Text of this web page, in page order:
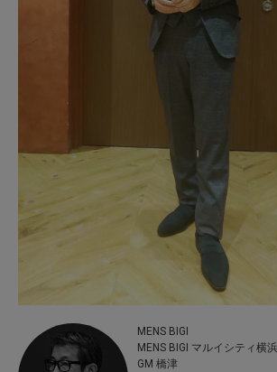
MENS BIGI
MENS BIGI マルイシティ横浜
GM 橋津